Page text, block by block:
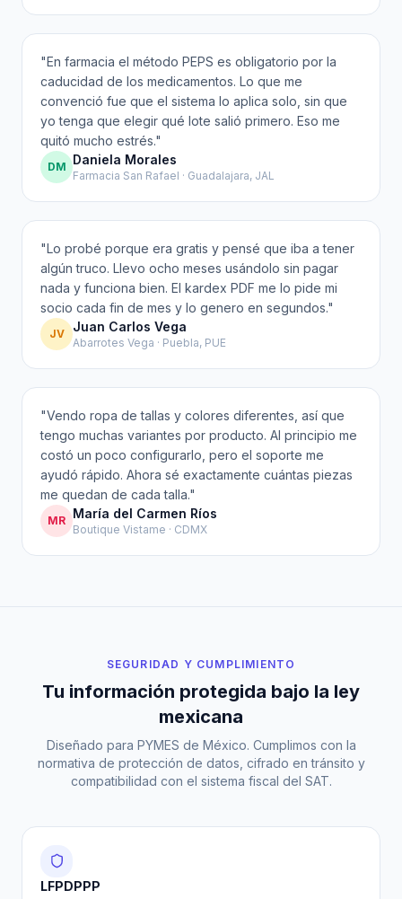
"En farmacia el método PEPS es obligatorio por la
caducidad de los medicamentos. Lo que me
convenció fue que el sistema lo aplica solo, sin que
yo tenga que elegir qué lote salió primero. Eso me
quitó mucho estrés."
DM Daniela Morales
Farmacia San Rafael · Guadalajara, JAL
"Lo probé porque era gratis y pensé que iba a tener
algún truco. Llevo ocho meses usándolo sin pagar
nada y funciona bien. El kardex PDF me lo pide mi
socio cada fin de mes y lo genero en segundos."
JV Juan Carlos Vega
Abarrotes Vega · Puebla, PUE
"Vendo ropa de tallas y colores diferentes, así que
tengo muchas variantes por producto. Al principio me
costó un poco configurarlo, pero el soporte me
ayudó rápido. Ahora sé exactamente cuántas piezas
me quedan de cada talla."
MR María del Carmen Ríos
Boutique Vistame · CDMX
SEGURIDAD Y CUMPLIMIENTO
Tu información protegida bajo la ley
mexicana
Diseñado para PYMES de México. Cumplimos con la
normativa de protección de datos, cifrado en tránsito y
compatibilidad con el sistema fiscal del SAT.
LFPDPPP